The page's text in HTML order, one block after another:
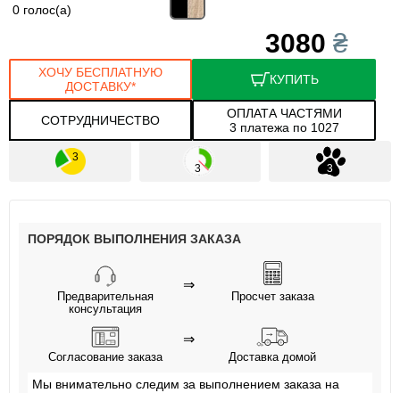
0 голос(а)
3080₴
КУПИТЬ
СОТРУДНИЧЕСТВО
ХОЧУ БЕСПЛАТНУЮ
ДОСТАВКУ*
ОПЛАТА ЧАСТЯМИ
3 платежа по 1027
ПОРЯДОК ВЫПОЛНЕНИЯ ЗАКАЗА
Предварительная
консультация
⇒
Просчет заказа
Согласование заказа
⇒
Доставка домой
Мы внимательно следим за выполнением заказа на